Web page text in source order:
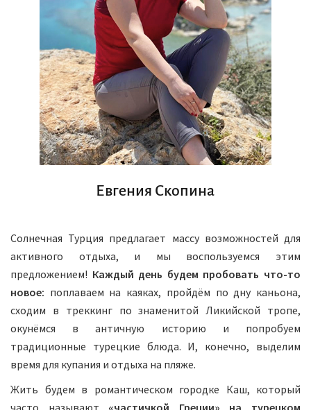
Евгения Скопина
Солнечная Турция предлагает массу возможностей для
активного отдыха, и мы воспользуемся этим
предложением! Каждый день будем пробовать что-то
новое: поплаваем на каяках, пройдём по дну каньона,
сходим в треккинг по знаменитой Ликийской тропе,
окунёмся в античную историю и попробуем
традиционные турецкие блюда. И, конечно, выделим
время для купания и отдыха на пляже.
Жить будем в романтическом городке Каш, который